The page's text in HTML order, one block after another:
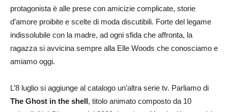
protagonista è alle prese con amicizie complicate, storie
d’amore proibite e scelte di moda discutibili. Forte del legame
indissolubile con la madre, ad ogni sfida che affronta, la
ragazza si avvicina sempre alla Elle Woods che conosciamo e
amiamo oggi.
L’8 luglio si aggiunge al catalogo un’altra serie tv. Parliamo di
The Ghost in the shell, titolo animato composto da 10